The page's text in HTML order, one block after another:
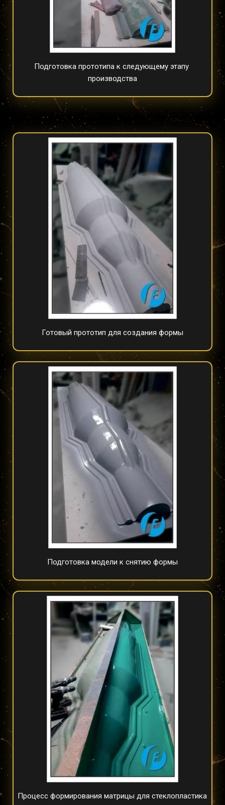
Подготовка прототипа к следующему этапу
производства
Готовый прототип для создания формы
Подготовка модели к снятию формы
Процесс формирования матрицы для стеклопластика